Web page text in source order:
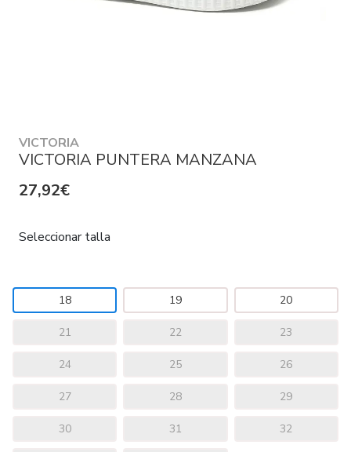
VICTORIA
VICTORIA PUNTERA MANZANA
27,92€
Seleccionar talla
18 19 20
21 22 23
24 25 26
27 28 29
30 31 32